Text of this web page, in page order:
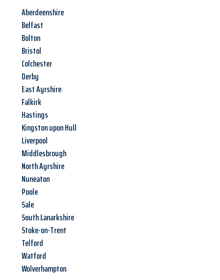
Aberdeenshire
Belfast
Bolton
Bristol
Colchester
Derby
East Ayrshire
Falkirk
Hastings
Kingston upon Hull
Liverpool
Middlesbrough
North Ayrshire
Nuneaton
Poole
Sale
South Lanarkshire
Stoke-on-Trent
Telford
Watford
Wolverhampton